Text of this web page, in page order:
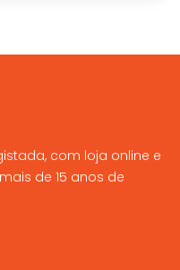
com loja online e
de 15 anos de